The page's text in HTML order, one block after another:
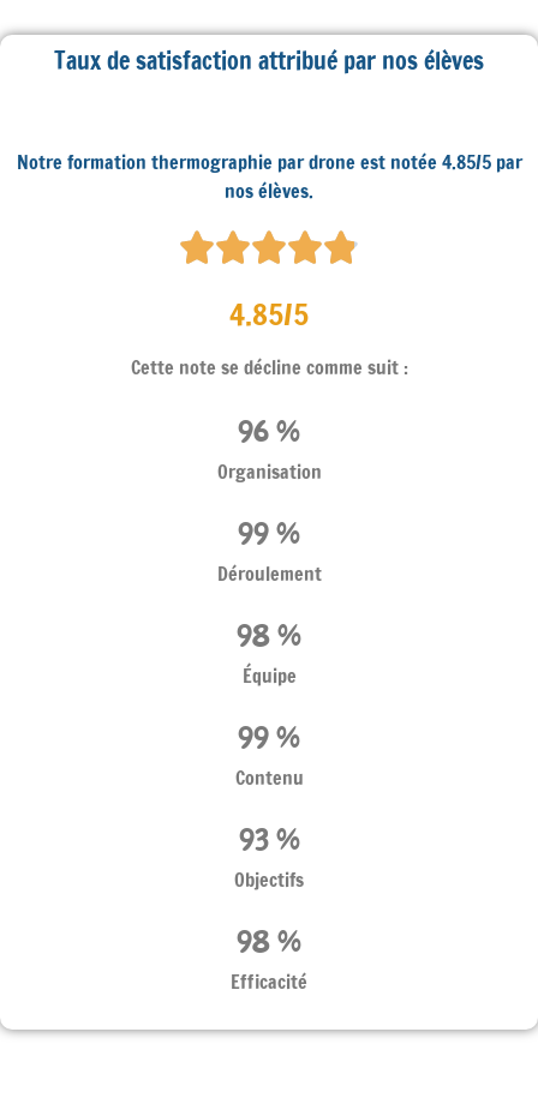
Taux de satisfaction attribué par nos élèves
Notre formation thermographie par drone est notée 4.85/5 par
nos élèves.
4.85/5
Cette note se décline comme suit :
Organisation
96 %
Déroulement
99 %
Équipe
98 %
Contenu
99 %
Objectifs
93 %
Efficacité
98 %